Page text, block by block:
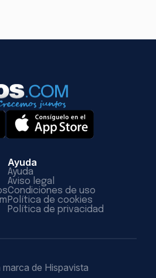
Ayuda
Ayuda
Aviso legal
Condiciones de uso
Política de cookies
Política de privacidad
de Hispavista